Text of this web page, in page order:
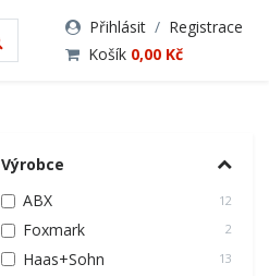
Přihlásit / Registrace
Košík 0,00 Kč
Výrobce
ABX
12
Foxmark 2
Haas+Sohn 13